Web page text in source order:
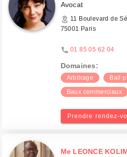
Avocat
11 Boulevard de
75001 Paris
01 85 05 62 04
Domaines:
Arbitrage
Bail
Baux commerciaux
Prendre rendez-
Me LEONCE